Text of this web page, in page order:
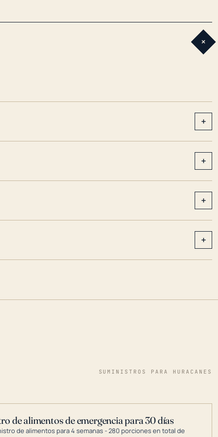
+
+
+
+
+
SUMINISTROS PARA HURACANES
de alimentos de emergencia para 30 días
de alimentos para 4 semanas - 280 porciones en total de